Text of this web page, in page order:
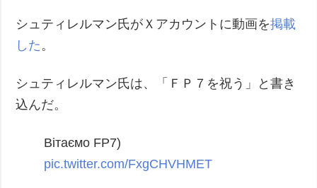
シュティレルマン氏がＸアカウントに動画を掲載
した。
シュティレルマン氏は、「ＦＰ７を祝う」と書き
込んだ。
Вітаємо FP7)
pic.twitter.com/FxgCHVHMET